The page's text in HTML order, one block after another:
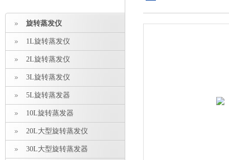
旋转蒸发仪
1L旋转蒸发仪
2L旋转蒸发仪
3L旋转蒸发仪
5L旋转蒸发器
10L旋转蒸发器
20L大型旋转蒸发仪
30L大型旋转蒸发器